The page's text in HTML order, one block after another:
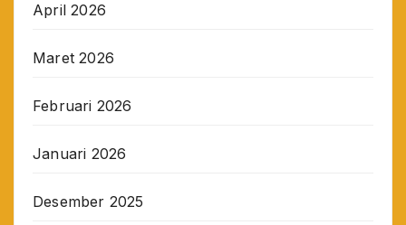
April 2026
Maret 2026
Februari 2026
Januari 2026
Desember 2025